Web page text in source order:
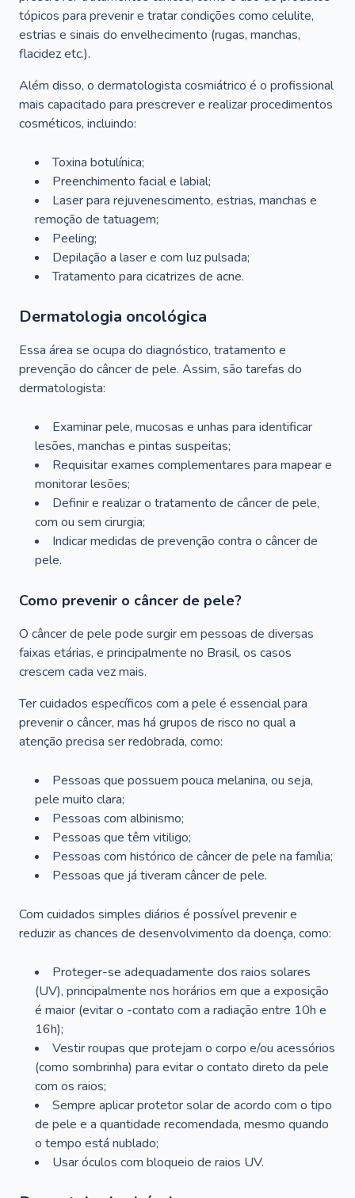
tópicos para prevenir e tratar condições como celulite,
estrias e sinais do envelhecimento (rugas, manchas,
flacidez etc.).
Além disso, o dermatologista cosmiátrico é o profissional
mais capacitado para prescrever e realizar procedimentos
cosméticos, incluindo:
Toxina botulínica;
Preenchimento facial e labial;
Laser para rejuvenescimento, estrias, manchas e
remoção de tatuagem;
Peeling;
Depilação a laser e com luz pulsada;
Tratamento para cicatrizes de acne.
Dermatologia oncológica
Essa área se ocupa do diagnóstico, tratamento e
prevenção do câncer de pele. Assim, são tarefas do
dermatologista:
Examinar pele, mucosas e unhas para identificar
lesões, manchas e pintas suspeitas;
Requisitar exames complementares para mapear e
monitorar lesões;
Definir e realizar o tratamento de câncer de pele,
com ou sem cirurgia;
Indicar medidas de prevenção contra o câncer de
pele.
Como prevenir o câncer de pele?
O câncer de pele pode surgir em pessoas de diversas
faixas etárias, e principalmente no Brasil, os casos
crescem cada vez mais.
Ter cuidados específicos com a pele é essencial para
prevenir o câncer, mas há grupos de risco no qual a
atenção precisa ser redobrada, como:
Pessoas que possuem pouca melanina, ou seja,
pele muito clara;
Pessoas com albinismo;
Pessoas que têm vitiligo;
Pessoas com histórico de câncer de pele na família;
Pessoas que já tiveram câncer de pele.
Com cuidados simples diários é possível prevenir e
reduzir as chances de desenvolvimento da doença, como:
Proteger-se adequadamente dos raios solares
(UV), principalmente nos horários em que a exposição
é maior (evitar o -contato com a radiação entre 10h e
16h);
Vestir roupas que protejam o corpo e/ou acessórios
(como sombrinha) para evitar o contato direto da pele
com os raios;
Sempre aplicar protetor solar de acordo com o tipo
de pele e a quantidade recomendada, mesmo quando
o tempo está nublado;
Usar óculos com bloqueio de raios UV.